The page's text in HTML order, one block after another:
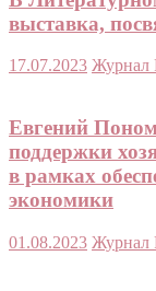
выставка,
17.07.2023 Журнал
Евгений
поддержки
в рамках
экономики
01.08.2023 Журнал